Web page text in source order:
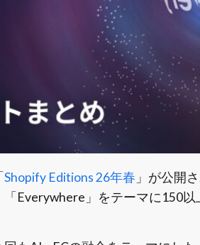
Shopify Editions 26年春 」が公開
Everywhere」をテーマに150